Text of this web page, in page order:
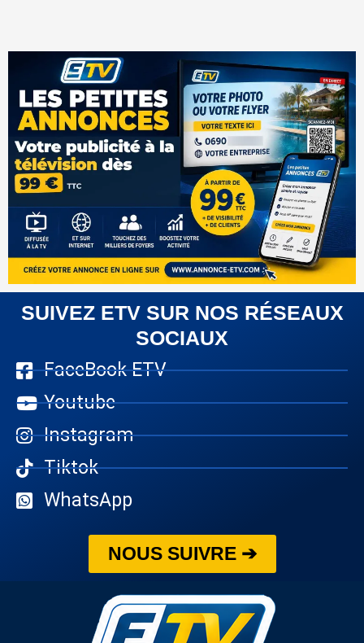
SUIVEZ ETV SUR NOS RÉSEAUX
SOCIAUX
FaceBook ETV
Youtube
Instagram
Tiktok
WhatsApp
NOUS SUIVRE ➔